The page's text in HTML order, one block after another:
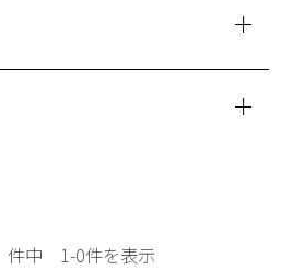
件中 1-0件を表示